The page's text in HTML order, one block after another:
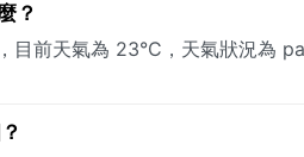
？
目前天氣為 23°C，天氣狀況為